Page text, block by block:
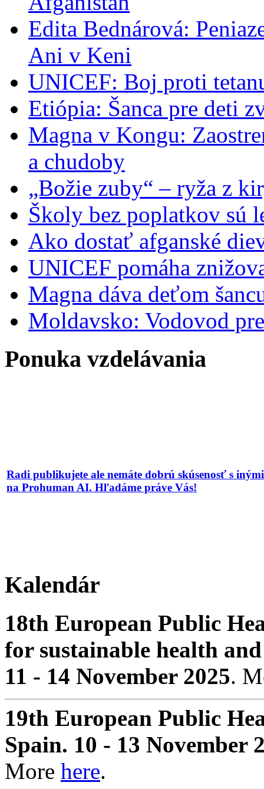
Edita Bednárová:
Ani v Keni
UNICEF: Boj proti
Etiópia: Šanca pre deti
Magna v Kongu:
a chudoby
„Božie zuby“ – ryža z
Školy bez poplatkov sú
Ako dostať afganské
UNICEF pomáha
Magna dáva deťom
Moldavsko: Vodovod
Ponuka vzdelávania
Radi publikujete ale nemáte dobrú skúsenosť s
na Prohuman AI. Hľadáme práve Vás!
Kalendár
18th European Public
for sustainable health
11 - 14 November 2025.
19th European Public
Spain. 10 - 13 November
More here.